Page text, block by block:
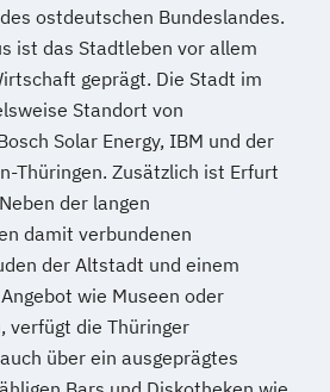
ostdeutschen Bundeslandes.
ist das Stadtleben vor allem
geprägt. Die Stadt im
Standort von
Solar Energy, IBM und der
Thüringen. Zusätzlich ist Erfurt
der langen
damit verbundenen
der Altstadt und einem
wie Museen oder
verfügt die Thüringer
über ein ausgeprägtes